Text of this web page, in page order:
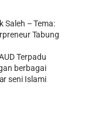
Saleh – Tema:
Tabung
Terpadu
berbagai
seni Islami